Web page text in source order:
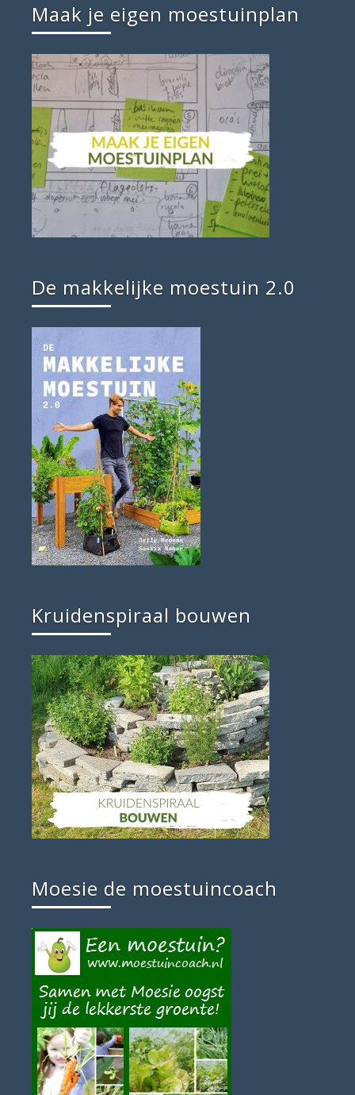
Maak je eigen moestuinplan
De makkelijke moestuin 2.0
Kruidenspiraal bouwen
Moesie de moestuincoach